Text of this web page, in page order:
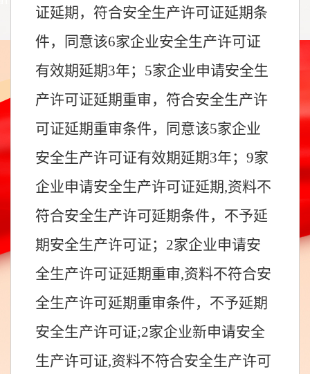
证延期，符合安全生产许可证延期条
件，同意该6家企业安全生产许可证
有效期延期3年； 5家企业申请安全生
产许可证延期重审，符合安全生产许
可证延期重审条件，同意该5家企业
安全生产许可证有效期延期3年； 9家
企业申请安全生产许可证延期,资料不
符合安全生产许可延期条件，不予延
期安全生产许可证；2家企业申请安
全生产许可证延期重审,资料不符合安
全生产许可延期重审条件，不予延期
安全生产许可证;2家企业新申请安全
生产许可证,资料不符合安全生产许可